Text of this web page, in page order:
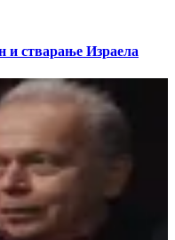
стварање Израела